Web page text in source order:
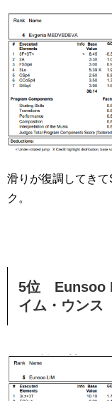
滑りが復調してき
ク。
5位 Eunsoo
イム・ウンス